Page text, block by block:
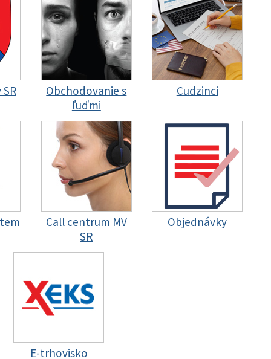
Obchodovanie s
ľuďmi
Cudzinci
Call centrum MV
SR
Objednávky
E-trhovisko